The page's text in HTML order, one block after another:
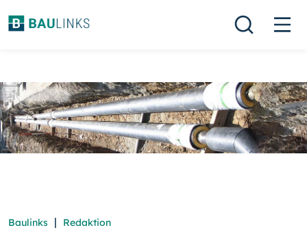
Baulinks | Redaktion